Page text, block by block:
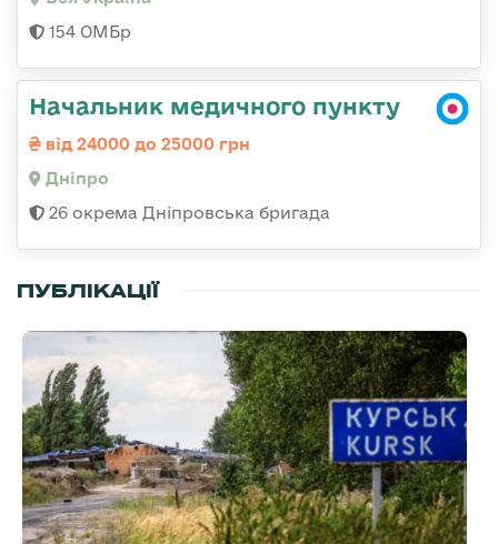
154 ОМБр
Начальник медичного пункту
від 24000 до 25000 грн
Дніпро
26 окрема Дніпровська бригада
ПУБЛІКАЦІЇ